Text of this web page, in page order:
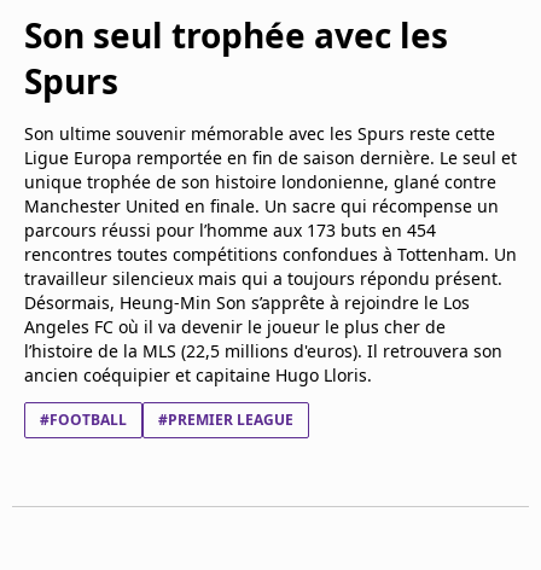
Son seul trophée avec les
Spurs
Son ultime souvenir mémorable avec les Spurs reste cette
Ligue Europa remportée en fin de saison dernière. Le seul et
unique trophée de son histoire londonienne, glané contre
Manchester United en finale. Un sacre qui récompense un
parcours réussi pour l’homme aux 173 buts en 454
rencontres toutes compétitions confondues à Tottenham. Un
travailleur silencieux mais qui a toujours répondu présent.
Désormais, Heung-Min Son s’apprête à rejoindre le Los
Angeles FC où il va devenir le joueur le plus cher de
l’histoire de la MLS (22,5 millions d'euros). Il retrouvera son
ancien coéquipier et capitaine Hugo Lloris.
#FOOTBALL #PREMIER LEAGUE